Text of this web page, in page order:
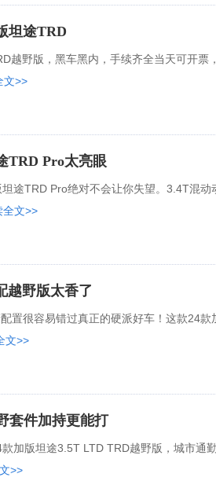
坦途TRD
越野版，黑车黑内，手续齐全当天可开票
文>>
TRD Pro太亮眼
途TRD Pro绝对不会让你失望。3.4T混动
全文>>
越野版太香了
置很容易错过真正的硬派好车！这款24款
文>>
套件加持更能打
加版坦途3.5T LTD TRD越野版，城市通
>>